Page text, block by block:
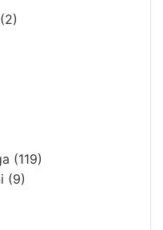
(2)
(119)
(9)